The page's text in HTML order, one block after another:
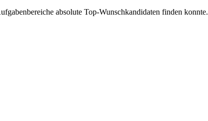
abso­lu­te Top-Wunsch­kan­di­da­ten fin­den konnte.